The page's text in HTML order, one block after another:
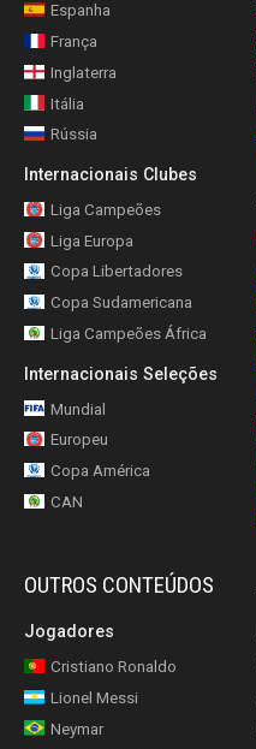
Espanha
França
Inglaterra
Itália
Rússia
Internacionais Clubes
Liga Campeões
Liga Europa
Copa Libertadores
Copa Sudamericana
Liga Campeões África
Internacionais Seleções
Mundial
Europeu
Copa América
CAN
OUTROS CONTEÚDOS
Jogadores
Cristiano Ronaldo
Lionel Messi
Neymar